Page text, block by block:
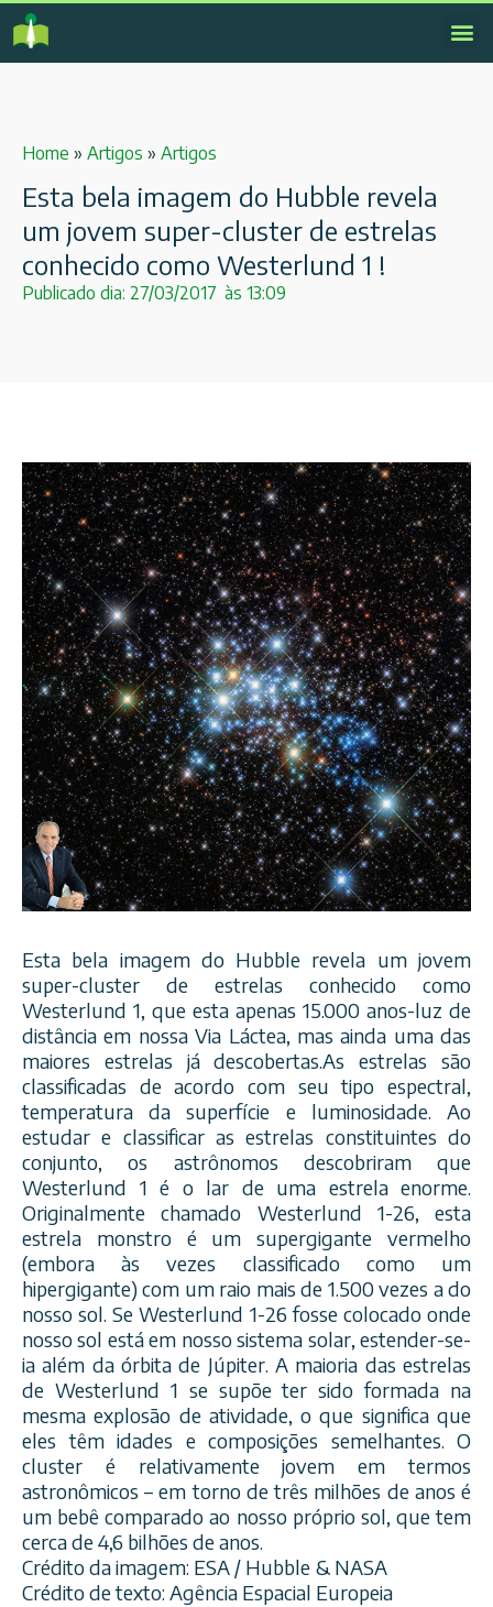
Home » Artigos » Artigos
Esta bela imagem do Hubble revela
um jovem super-cluster de estrelas
conhecido como Westerlund 1 !
Publicado dia: 27/03/2017 às 13:09
Esta bela imagem do Hubble revela um jovem
super-cluster de estrelas conhecido como
Westerlund 1, que esta apenas 15.000 anos-luz de
distância em nossa Via Láctea, mas ainda uma das
maiores estrelas já descobertas.As estrelas são
classificadas de acordo com seu tipo espectral,
temperatura da superfície e luminosidade. Ao
estudar e classificar as estrelas constituintes do
conjunto, os astrônomos descobriram que
Westerlund 1 é o lar de uma estrela enorme.
Originalmente chamado Westerlund 1-26, esta
estrela monstro é um supergigante vermelho
(embora às vezes classificado como um
hipergigante) com um raio mais de 1.500 vezes a do
nosso sol. Se Westerlund 1-26 fosse colocado onde
nosso sol está em nosso sistema solar, estender-se-
ia além da órbita de Júpiter. A maioria das estrelas
de Westerlund 1 se supõe ter sido formada na
mesma explosão de atividade, o que significa que
eles têm idades e composições semelhantes. O
cluster é relativamente jovem em termos
astronômicos – em torno de três milhões de anos é
um bebê comparado ao nosso próprio sol, que tem
cerca de 4,6 bilhões de anos.
Crédito da imagem: ESA / Hubble & NASA
Crédito de texto: Agência Espacial Europeia